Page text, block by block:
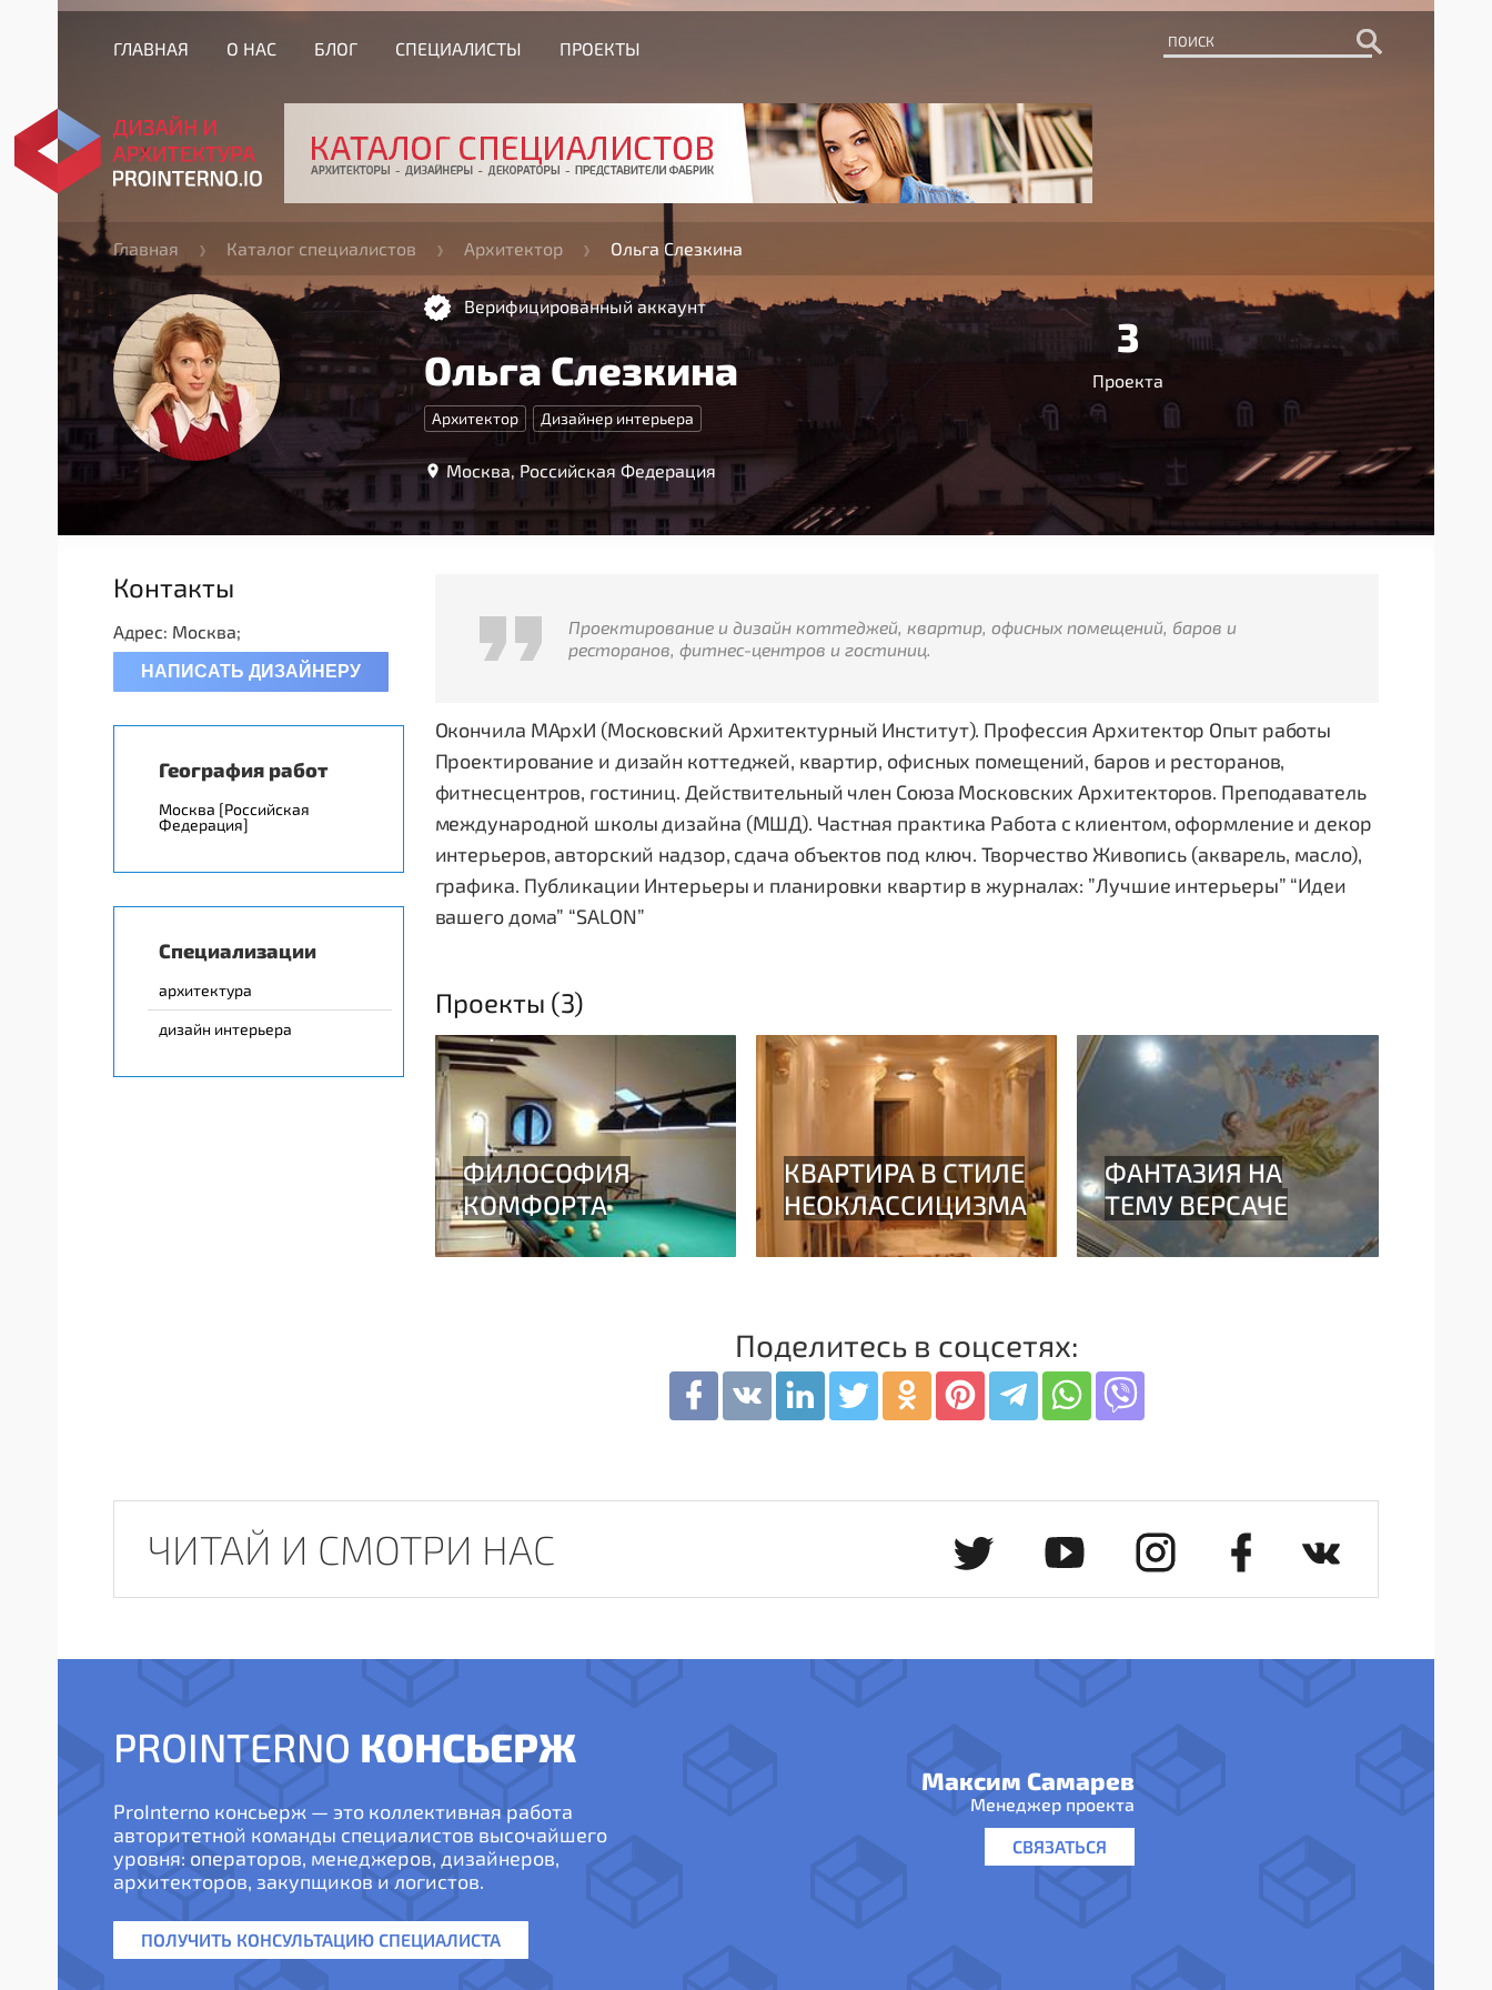
ГЛАВНАЯ О НАС БЛОГ СПЕЦИАЛИСТЫ ПРОЕКТЫ
Главная Каталог специалистов Архитектор Ольга Слезкина
Верифицированный аккаунт
Ольга Слезкина
Архитектор Дизайнер интерьера
Москва, Российская Федерация
3
Проекта
Контакты
Адрес: Москва;
НАПИСАТЬ ДИЗАЙНЕРУ
География работ
Москва [Российская
Федерация]
Специализации
архитектура
дизайн интерьера
Проектирование и дизайн коттеджей, квартир, офисных помещений, баров и
ресторанов, фитнес-центров и гостиниц.
Окончила МАрхИ (Московский Архитектурный Институт). Профессия Архитектор Опыт работы
Проектирование и дизайн коттеджей, квартир, офисных помещений, баров и ресторанов,
фитнесцентров, гостиниц. Действительный член Союза Московских Архитекторов. Преподаватель
международной школы дизайна (МШД). Частная практика Работа с клиентом, оформление и декор
интерьеров, авторский надзор, сдача объектов под ключ. Творчество Живопись (акварель, масло),
графика. Публикации Интерьеры и планировки квартир в журналах: ”Лучшие интерьеры” “Идеи
вашего дома” “SALON”
Проекты (3)
Поделитесь в соцсетях:
ЧИТАЙ И СМОТРИ НАС
PROINTERNO КОНСЬЕРЖ
ProInterno консьерж — это коллективная работа
авторитетной команды специалистов высочайшего
уровня: операторов, менеджеров, дизайнеров,
архитекторов, закупщиков и логистов.
ПОЛУЧИТЬ КОНСУЛЬТАЦИЮ СПЕЦИАЛИСТА
Максим Самарев
Менеджер проекта
СВЯЗАТЬСЯ